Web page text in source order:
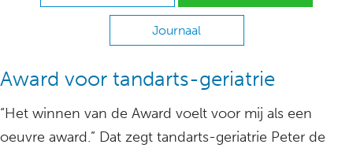
Journaal
Award voor tandarts-geriatrie
“Het winnen van de Award voelt voor mij als een
oeuvre award.” Dat zegt tandarts-geriatrie Peter de